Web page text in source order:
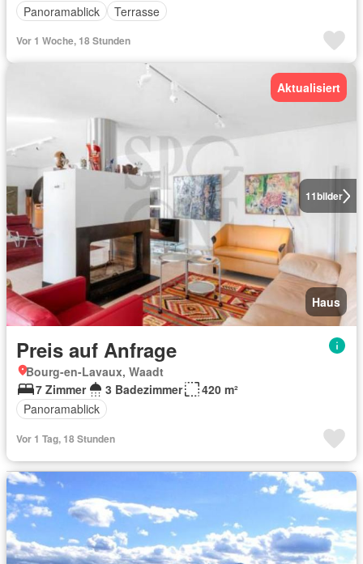
Panoramablick
Terrasse
Vor 1 Woche, 18 Stunden
11bilder
Aktualisiert
Haus
Preis auf Anfrage
Bourg-en-Lavaux, Waadt
7 Zimmer
3 Badezimmer
420 m²
Panoramablick
Vor 1 Tag, 18 Stunden